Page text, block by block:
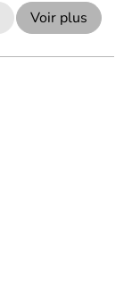
Voir plus